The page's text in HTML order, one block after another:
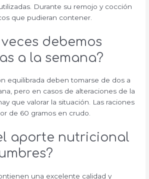
Durante su remojo y cocción
que pudieran contener.
debemos
a la semana?
equilibrada deben tomarse de dos a
pero en casos de alteraciones de la
que valorar la situación. Las raciones
de 60 gramos en crudo.
aporte nutricional
una excelente calidad y